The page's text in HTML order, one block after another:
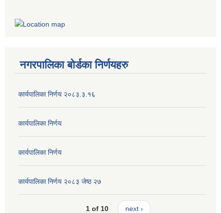
नगरपालिका बोर्डका निर्णयहरु
कार्यपालिका निर्णय २०८३.३.१६
कार्यपालिका निर्णय
कार्यपालिका निर्णय
कार्यपालिका निर्णय २०८३ जेष्ठ २७
1 of 10 next ›